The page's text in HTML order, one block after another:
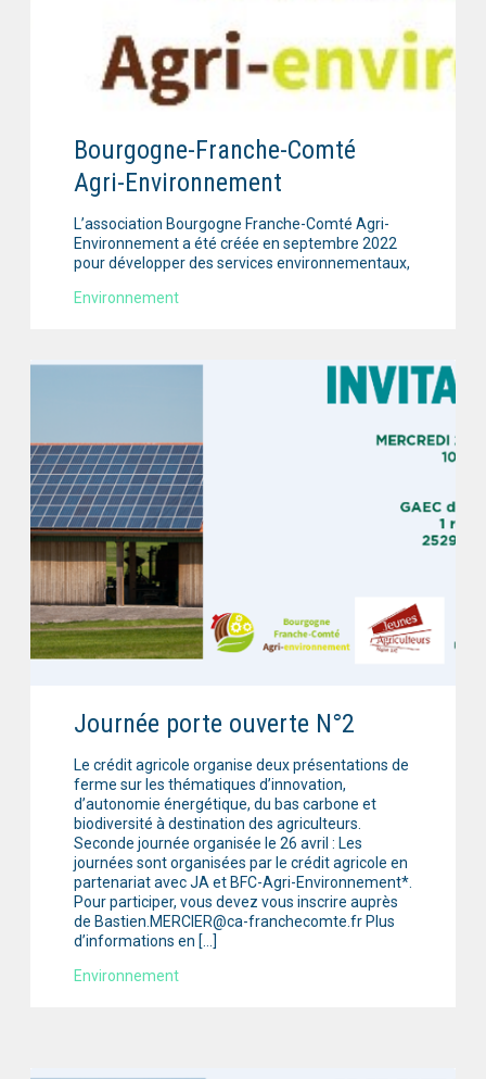
Bourgogne-Franche-Comté
Agri-Environnement
L’association Bourgogne Franche-Comté Agri-
Environnement a été créée en septembre 2022
pour développer des services environnementaux,
Environnement
Journée porte ouverte N°2
Le crédit agricole organise deux présentations de
ferme sur les thématiques d’innovation,
d’autonomie énergétique, du bas carbone et
biodiversité à destination des agriculteurs.
Seconde journée organisée le 26 avril : Les
journées sont organisées par le crédit agricole en
partenariat avec JA et BFC-Agri-Environnement*.
Pour participer, vous devez vous inscrire auprès
de Bastien.MERCIER@ca-franchecomte.fr Plus
d’informations en […]
Environnement